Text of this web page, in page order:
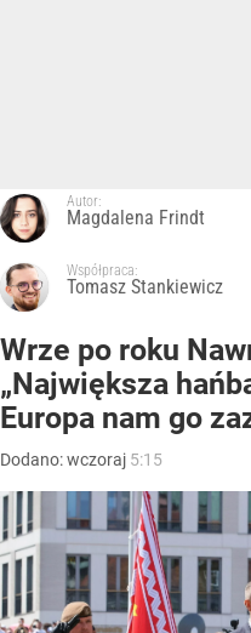
Autor:
Magdalena Frindt
Współpraca:
Tomasz Stankiewicz
Wrze po roku
„Największa
Europa nam go
Dodano:wczoraj 5:15